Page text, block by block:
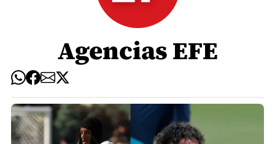
Agencias EFE